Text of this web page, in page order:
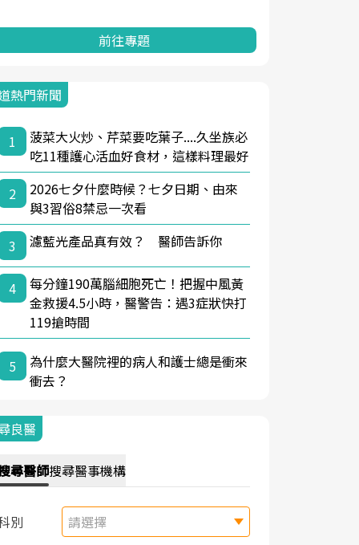
前往專題
熱門新聞
1
菠菜大火炒、芹菜要吃葉子....久坐族必
吃11種護心活血好食材，這樣料理最好
2
2026七夕什麼時候？七夕日期、由來
與3習俗8禁忌一次看
3
濾藍光產品真有效？ 醫師告訴你
4
每分鐘190萬腦細胞死亡！把握中風黃
金救援4.5小時，醫警告：遇3症狀快打
119搶時間
5
為什麼大醫院裡的病人和護士總是衝來
衝去？
良醫
尋醫師搜尋醫事機構
別 請選擇